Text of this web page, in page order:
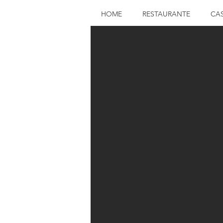
HOME RESTAURANTE